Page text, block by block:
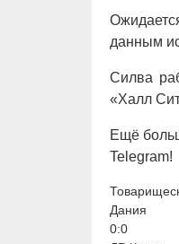
данным
Силва
«Халл
Ещё
Telegram!
Дания
0:0